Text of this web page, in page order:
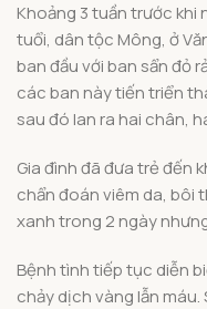
Khoảng 3 tuần trước khi
tuổi, dân tộc Mông, ở
ban đầu với ban sẩn đỏ
các ban này tiến triển
sau đó lan ra hai chân,
Gia đình đã đưa trẻ đến
chẩn đoán viêm da, bôi
xanh trong 2 ngày
Bệnh tình tiếp tục diễn
chảy dịch vàng lẫn